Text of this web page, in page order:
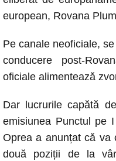
european, Rovana
Pe canale neoficiale,
conducere post-
oficiale alimentează
Dar lucrurile capătă
emisiunea Punctul pe
Oprea a anunțat că va
două poziții de la